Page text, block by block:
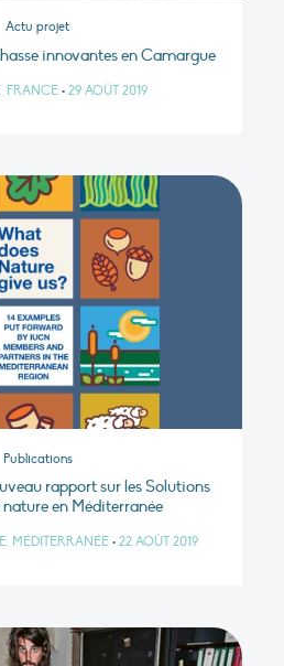
Actu projet
innovantes en Camargue
FRANCE • 29 AOÛT 2019
Publications
rapport sur les Solutions
nature en Méditerranée
MÉDITERRANÉE • 22 AOÛT 2019